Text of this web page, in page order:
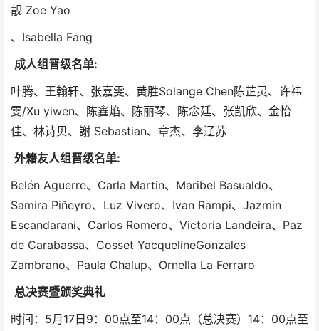
靓 Zoe Yao
、Isabella Fang
成人组晋级名单:
叶腾、王翰轩、张嘉雯、黄胜Solange Chen陈芷灵、许祎
雯/Xu yiwen、陈鑫焰、陈丽琴、陈念廷、张凯欣、金怡
佳、林诗贝、謝 Sebastian、章杰、李辽苏
外籍友人组晋级名单:
Belén Aguerre、Carla Martin、Maribel Basualdo、
Samira Piñeyro、Luz Vivero、Ivan Rampi、Jazmin
Escandarani、Carlos Romero、Victoria Landeira、Paz
de Carabassa、Cosset YacquelineGonzales
Zambrano、Paula Chalup、Ornella La Ferraro
总决赛暨颁奖典礼
时间：5月17日9：00点至14：00点（总决赛）14：00点至